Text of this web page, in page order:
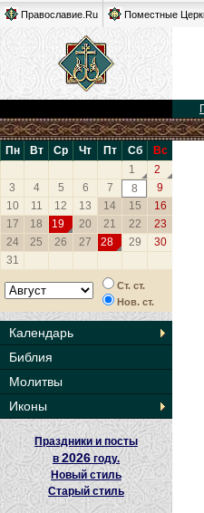
Православие.Ru Поместные
Пн Вт Ср Чт Пт Сб
Вс
1
2
3
4 5 6 7 8
9
10
11 12 13 14 15
16
17
18 19 20 21 22
23
24
25 26 27 28 29
30
31
Ст. ст.
Нов. ст.
Календарь
Библия
Молитвы
Иконы
Праздники и посты
в2026 году.
Новый стиль
Старый стиль